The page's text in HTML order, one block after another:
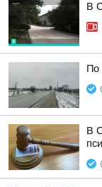
В
По
В